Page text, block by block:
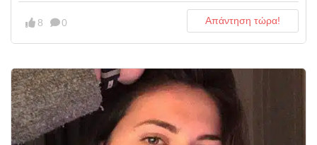
8 0 Απάντηση τώρα!